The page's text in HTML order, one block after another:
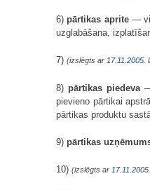
6) pārtikas aprite—
uzglabāšana,
7) (izslēgts ar 17.11.2005
8) pārtikas piedeva—
pievieno pārtikai
pārtikas produktu
9) pārtikas
10) (izslēgts ar 17.11.2005